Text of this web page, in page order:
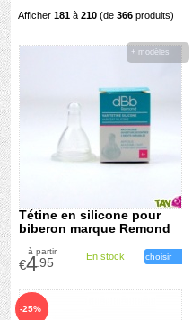
Afficher 181 à 210 (de 366 produits)
Tétine en silicone pour
biberon marque Remond
à partir
€4 .95 En stock
+ modèles
choisir
-25%